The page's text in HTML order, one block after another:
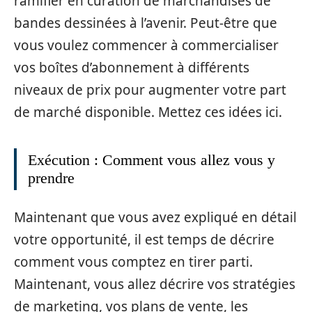
bandes dessinées à l’avenir. Peut-être que
vous voulez commencer à commercialiser
vos boîtes d’abonnement à différents
niveaux de prix pour augmenter votre part
de marché disponible. Mettez ces idées ici.
Exécution : Comment vous allez vous y
prendre
Maintenant que vous avez expliqué en détail
votre opportunité, il est temps de décrire
comment vous comptez en tirer parti.
Maintenant, vous allez décrire vos stratégies
de marketing, vos plans de vente, les